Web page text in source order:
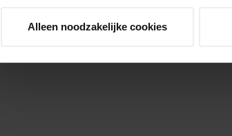
Alleen noodzakelijke cookies